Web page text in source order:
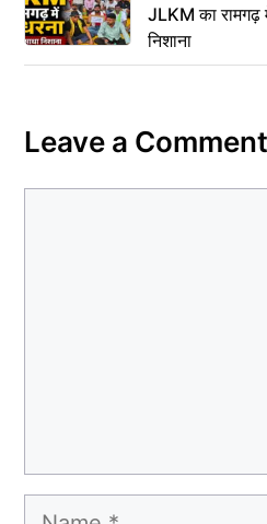
JLKM का रामगढ़
निशाना
Leave a Comment
Name